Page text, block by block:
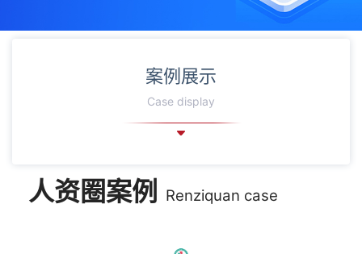
案例展示
Case display
人资圈案例 Renziquan case